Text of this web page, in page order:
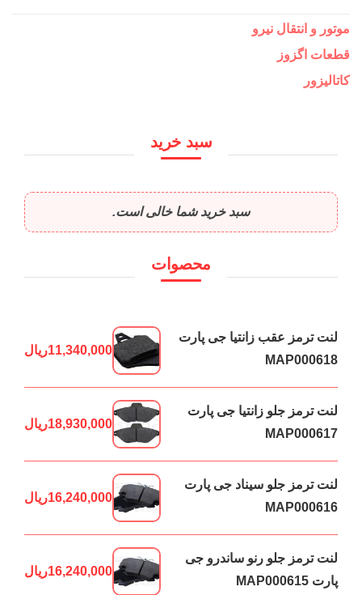
موتور و انتقال نیرو
قطعات اگزوز
کاتالیزور
سبد خرید
سبد خرید شما خالی است.
محصوات
لنت ترمز عقب زانتیا جی پارت
MAP000618
11,340,000ریال
لنت ترمز جلو زانتیا جی پارت
MAP000617
18,930,000ریال
لنت ترمز جلو سیناد جی پارت
MAP000616
16,240,000ریال
لنت ترمز جلو رنو ساندرو جی
پارت MAP000615
16,240,000ریال